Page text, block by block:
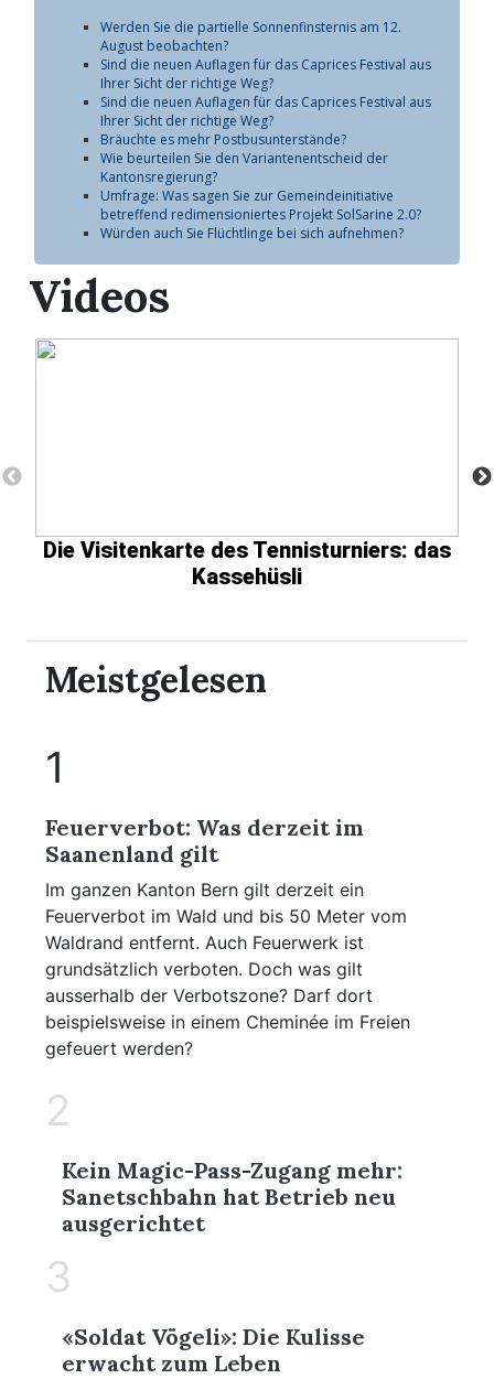
Werden Sie die partielle Sonnenfinsternis am 12.
August beobachten?
Sind die neuen Auflagen für das Caprices Festival aus
Ihrer Sicht der richtige Weg?
Sind die neuen Auflagen für das Caprices Festival aus
Ihrer Sicht der richtige Weg?
Bräuchte es mehr Postbusunterstände?
Wie beurteilen Sie den Variantenentscheid der
Kantonsregierung?
Umfrage: Was sagen Sie zur Gemeindeinitiative
betreffend redimensioniertes Projekt SolSarine 2.0?
Würden auch Sie Flüchtlinge bei sich aufnehmen?
Sind die Parteien in den Kommissionen angemessen
vertreten?
Lassen Sie sich gegen Covid-19 impfen?
Jagdgesetzes?
Videos
Die Visitenkarte des Tennisturniers: das
Kassehüsli
Meistgelesen
1
Feuerverbot: Was derzeit im
Saanenland gilt
Im ganzen Kanton Bern gilt derzeit ein
Feuerverbot im Wald und bis 50 Meter vom
Waldrand entfernt. Auch Feuerwerk ist
grundsätzlich verboten. Doch was gilt
ausserhalb der Verbotszone? Darf dort
beispielsweise in einem Cheminée im Freien
gefeuert werden?
2
Kein Magic-Pass-Zugang mehr:
Sanetschbahn hat Betrieb neu
ausgerichtet
3
«Soldat Vögeli»: Die Kulisse
erwacht zum Leben